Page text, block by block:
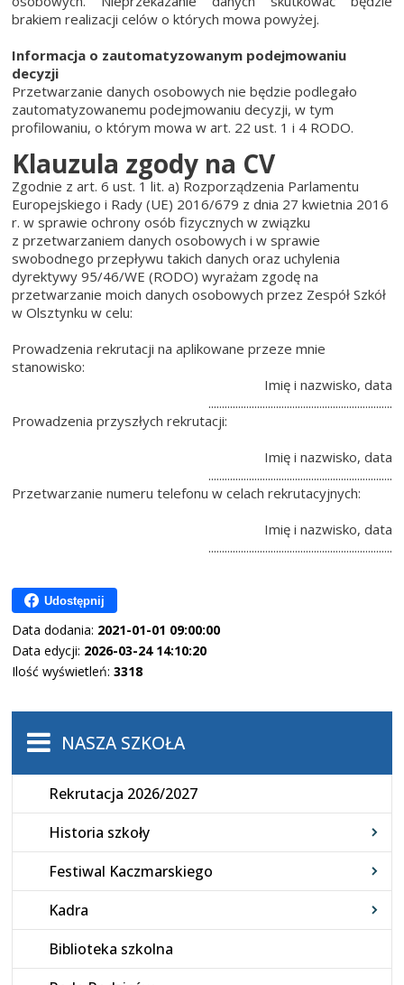
brakiem realizacji celów o których mowa powyżej.
Informacja o zautomatyzowanym podejmowaniu
decyzji
Przetwarzanie danych osobowych nie będzie podlegało
zautomatyzowanemu podejmowaniu decyzji, w tym
profilowaniu, o którym mowa w art. 22 ust. 1 i 4 RODO.
Klauzula zgody na CV
Zgodnie z art. 6 ust. 1 lit. a) Rozporządzenia Parlamentu
Europejskiego i Rady (UE) 2016/679 z dnia 27 kwietnia 2016
r. w sprawie ochrony osób fizycznych w związku
z przetwarzaniem danych osobowych i w sprawie
swobodnego przepływu takich danych oraz uchylenia
dyrektywy 95/46/WE (RODO) wyrażam zgodę na
przetwarzanie moich danych osobowych przez Zespół Szkół
w Olsztynku w celu:
Prowadzenia rekrutacji na aplikowane przeze mnie
stanowisko:
Imię i nazwisko, data
....................................................................
Prowadzenia przyszłych rekrutacji:
Imię i nazwisko, data
....................................................................
Przetwarzanie numeru telefonu w celach rekrutacyjnych:
Imię i nazwisko, data
....................................................................
Udostępnij
Data dodania: 2021-01-01 09:00:00
Data edycji: 2026-03-24 14:10:20
Ilość wyświetleń:3318
NASZA SZKOŁA
Rekrutacja 2026/2027
Historia szkoły
Festiwal Kaczmarskiego
Kadra
Biblioteka szkolna